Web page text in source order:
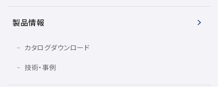
製品情報
カタログダウンロード
技術・事例